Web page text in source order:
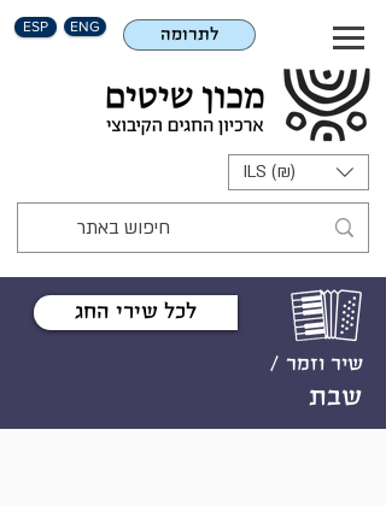
ESP ENG לתרומה
ILS (₪)
לכל שירי החג
שיר וזמר /
שבת